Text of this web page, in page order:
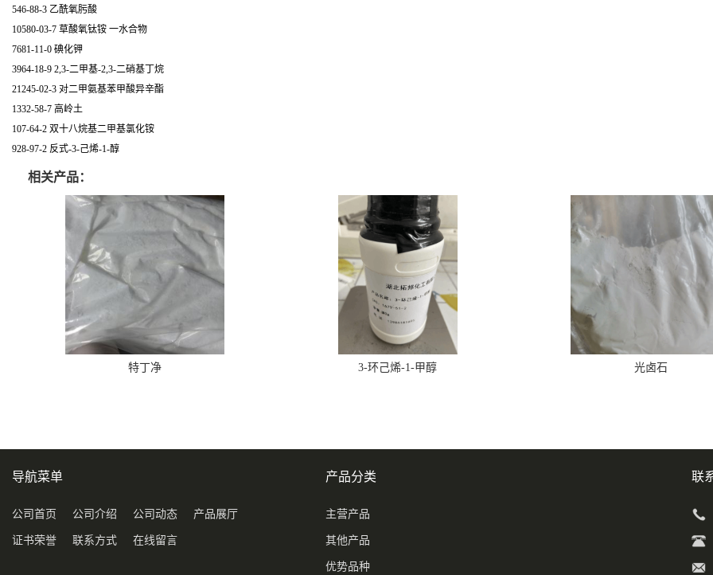
546-88-3 乙酰氧肟酸
10580-03-7 草酸氧钛铵 一水合物
7681-11-0 碘化钾
3964-18-9 2,3-二甲基-2,3-二硝基丁烷
21245-02-3 对二甲氨基苯甲酸异辛酯
1332-58-7 高岭土
107-64-2 双十八烷基二甲基氯化铵
928-97-2 反式-3-己烯-1-醇
相关产品：
特丁净 3-环己烯-1-甲醇 光卤石
导航菜单
公司首页 公司介绍 公司动态 产品展厅
证书荣誉 联系方式 在线留言
产品分类
主营产品
其他产品
优势品种
联